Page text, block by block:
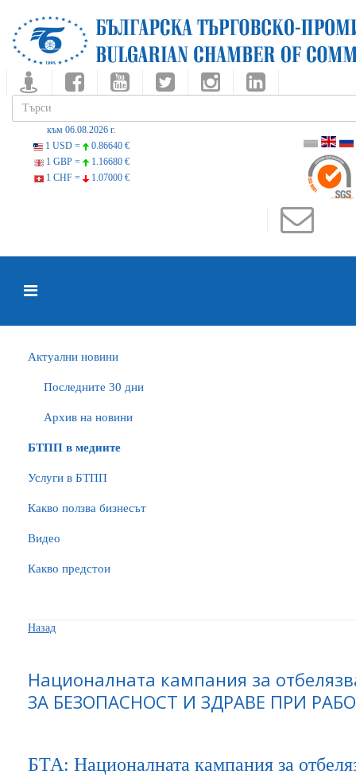
към 06.08.2026 г.
1 USD =
0.86640 €
1 GBP =
1.16680 €
1 CHF =
1.07000 €
Актуални новини
Последните 30 дни
Архив на новини
БTПП в медиите
Услуги в БТПП
Какво ползва бизнесът
Видео
Какво предстои
Назад
Националната кампания за
ЗА БЕЗОПАСНОСТ И ЗДРАВЕ ПРИ
БТА: Националната кампания за